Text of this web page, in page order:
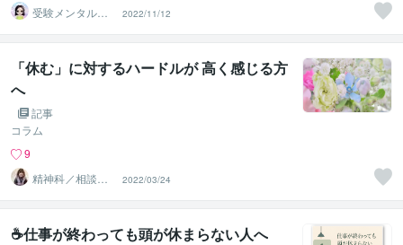
受験メンタルト
レーナー イロ
ハル
2022/11/12
「休む」に対するハードルが 高く感じる方
へ
記事
コラム
9
精神科／相談員
＊ 峰川みゆう
2022/03/24
☕仕事が終わっても頭が休まらない人へ